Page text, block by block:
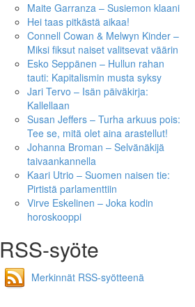
Maite Garranza – Susiemon klaani
Hei taas pitkästä aikaa!
Connell Cowan & Melwyn Kinder –
Miksi fiksut naiset valitsevat väärin
Esko Seppänen – Hullun rahan
tauti: Kapitalismin musta syksy
Jari Tervo – Isän päiväkirja:
Kallellaan
Susan Jeffers – Turha arkuus pois:
Tee se, mitä olet aina arastellut!
Johanna Broman – Selvänäkijä
taivaankannella
Kaari Utrio – Suomen naisen tie:
Pirtistä parlamenttiin
Virve Eskelinen – Joka kodin
horoskooppi
RSS-syöte
Merkinnät RSS-syötteenä